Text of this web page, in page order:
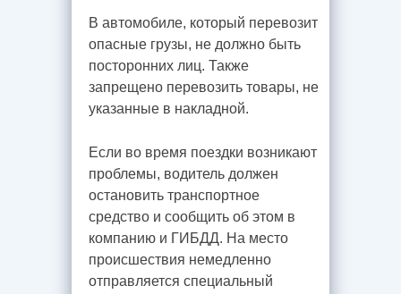
В автомобиле, который перевозит
опасные грузы, не должно быть
посторонних лиц. Также
запрещено перевозить товары, не
указанные в накладной.
Если во время поездки возникают
проблемы, водитель должен
остановить транспортное
средство и сообщить об этом в
компанию и ГИБДД. На место
происшествия немедленно
отправляется специальный